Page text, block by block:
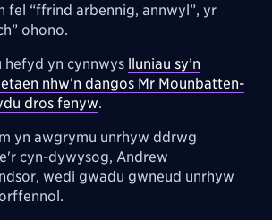
fel “ffrind arbennig, annwyl”, yr
ohono.
hefyd yn cynnwys lluniau sy’n
nhw’n dangos Mr Mounbatten-
dros fenyw.
yn awgrymu unrhyw ddrwg
cyn-dywysog, Andrew
wedi gwadu gwneud unrhyw